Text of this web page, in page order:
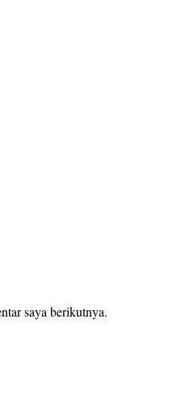
saya berikutnya.